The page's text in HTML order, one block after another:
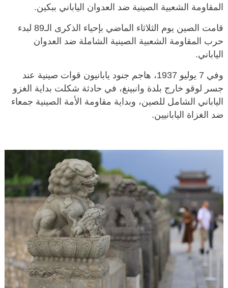
المقاومة الشعبية الصينية ضد العدوان الياباني ببكين.
قامت الصين يوم الثلاثاء الماضي بإحياء الذكرى الـ89 لبدء
حرب المقاومة الشعبية الصينية الشاملة ضد العدوان
الياباني.
وفي 7 يوليو 1937، هاجم جنود يابانيون قوات صينية عند
جسر لوقو خارج بلدة وانبينغ، في حادثة شكلت بداية الغزو
الياباني الشامل للصين، وبداية مقاومة الأمة الصينية جمعاء
ضد الغزاة اليابانيين.